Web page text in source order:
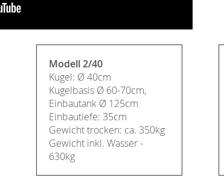
Modell 2/40
Kugel: Ø 40cm
Kugelbasis Ø 60-70cm,
Einbautank Ø 125cm
Einbautiefe: 35cm
Gewicht trocken: ca. 350kg
Gewicht inkl. Wasser -
630kg